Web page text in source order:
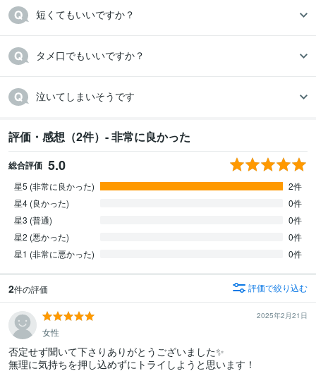
短くてもいいですか？
タメ口でもいいですか？
泣いてしまいそうです
評価・感想（2件）- 非常に良かった
総合評価 5.0
星5 (非常に良かった)
2件
星4 (良かった)
0件
星3 (普通)
0件
星2 (悪かった)
0件
星1 (非常に悪かった)
0件
2件の評価 評価で絞り込む
2025年2月21日
女性
否定せず聞いて下さりありがとうございました✨
無理に気持ちを押し込めずにトライしようと思います！